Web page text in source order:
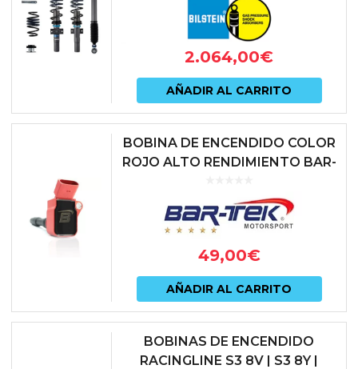
2.064,00€
AÑADIR AL CARRITO
BOBINA DE ENCENDIDO COLOR
ROJO ALTO RENDIMIENTO BAR-
49,00€
AÑADIR AL CARRITO
BOBINAS DE ENCENDIDO
RACINGLINE S3 8V | S3 8Y |